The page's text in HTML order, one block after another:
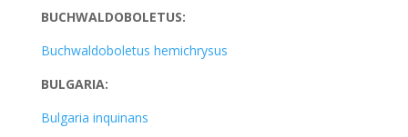
BUCHWALDOBOLETUS:
Buchwaldoboletus hemichrysus
BULGARIA:
Bulgaria inquinans